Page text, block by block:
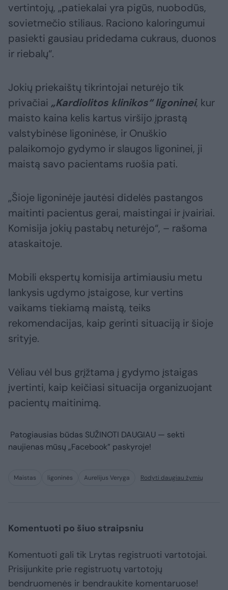
vertintojų, „patiekalai yra pigūs, nuobodūs,
sovietmečio stiliaus. Raciono kaloringumui
pasiekti gausiau pridedama cukraus, duonos
ir riebalų“.
Jokių priekaištų tikrintojai neturėjo tik
privačiai „Kardiolitos klinikos“ ligoninei, kur
maisto kaina kelis kartus viršijo įprastą
valstybinėse ligoninėse, ir Onuškio
palaikomojo gydymo ir slaugos ligoninei, ji
maistą savo pacientams ruošia pati.
„Šioje ligoninėje jautėsi didelės pastangos
maitinti pacientus gerai, maistingai ir įvairiai.
Komisija jokių pastabų neturėjo“, – rašoma
ataskaitoje.
Mobili ekspertų komisija artimiausiu metu
lankysis ugdymo įstaigose, kur vertins
vaikams tiekiamą maistą, teiks
rekomendacijas, kaip gerinti situaciją ir šioje
srityje.
Vėliau vėl bus grįžtama į gydymo įstaigas
įvertinti, kaip keičiasi situacija organizuojant
pacientų maitinimą.
Patogiausias būdas SUŽINOTI DAUGIAU — sekti
naujienas mūsų „Facebook” paskyroje!
Maistas ligoninės Aurelijus Veryga Rodyti daugiau žymių
Komentuoti po šiuo straipsniu
Komentuoti gali tik Lrytas registruoti vartotojai.
Prisijunkite prie registruotų vartotojų
bendruomenės ir bendraukite komentaruose!